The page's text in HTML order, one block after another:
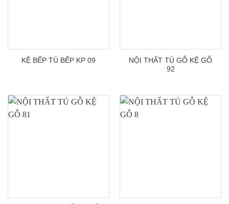
KỆ BẾP TỦ BẾP KP 09
NỘI THẤT TỦ GỖ KỆ GỖ
92